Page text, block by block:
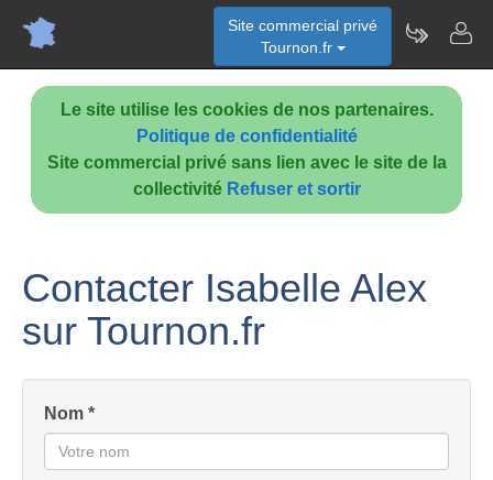
Le site utilise les cookies de nos partenaires.
Politique de confidentialité
Site commercial privé sans lien avec le site de la
collectivité Refuser et sortir
Site commercial privé
Tournon.fr
Contacter Isabelle Alex
sur Tournon.fr
Nom *